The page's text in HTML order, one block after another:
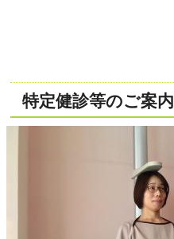
特定健診等のご案内